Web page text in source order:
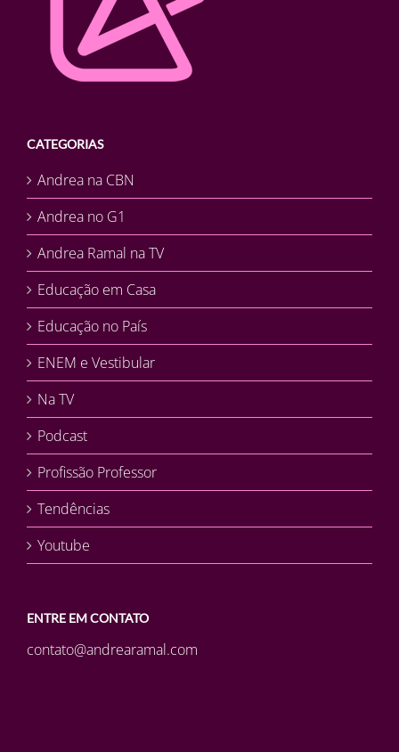
CATEGORIAS
Andrea na CBN
Andrea no G1
Andrea Ramal na TV
Educação em Casa
Educação no País
ENEM e Vestibular
Na TV
Podcast
Profissão Professor
Tendências
Youtube
ENTRE EM CONTATO
contato@andrearamal.com